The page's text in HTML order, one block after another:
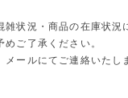
状況・商品の在庫状況
めご了承ください。
メールにてご連絡いたし